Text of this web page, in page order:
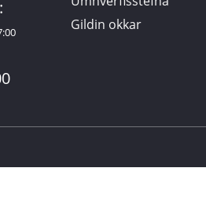
Gildin okkar